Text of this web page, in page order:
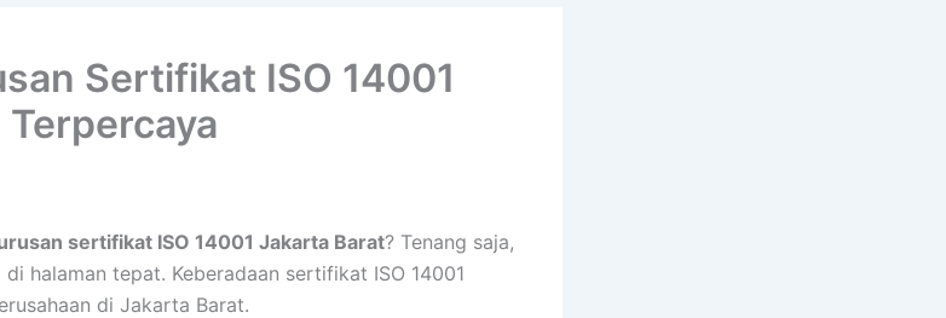
Sertifikat ISO 14001
sertifikat ISO 14001 Jakarta Barat? Tenang saja,
halaman tepat. Keberadaan sertifikat ISO 14001
di Jakarta Barat.